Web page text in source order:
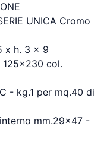
UNICA Cromo
x h. 3 x 9
125x230 col.
- kg.1 per mq.40 di
interno mm.29x47 -